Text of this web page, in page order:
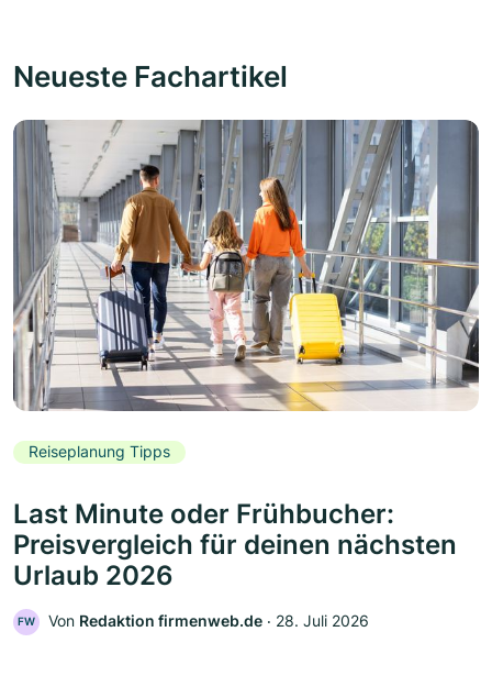
Neueste Fachartikel
Reiseplanung Tipps
Last Minute oder Frühbucher:
Preisvergleich für deinen nächsten
Urlaub 2026
FW Von Redaktion firmenweb.de ‧ 28. Juli 2026